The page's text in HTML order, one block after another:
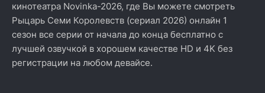
кинотеатра Novinka-2026, где Вы можете смотреть
Рыцарь Семи Королевств (сериал 2026) онлайн 1
сезон все серии от начала до конца бесплатно с
лучшей озвучкой в хорошем качестве HD и 4K без
регистрации на любом девайсе.